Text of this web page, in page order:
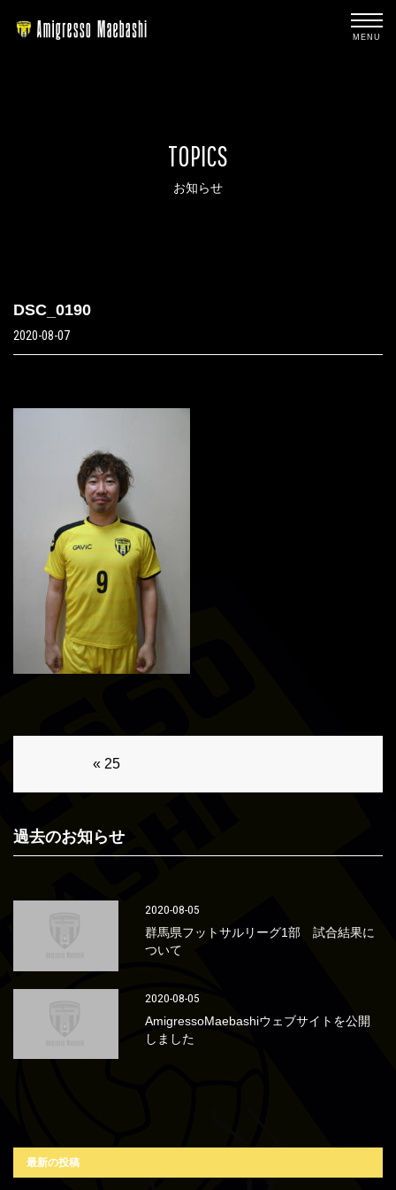
MENU
TOPICS
お知らせ
DSC_0190
2020-08-07
« 25
過去のお知らせ
2020-08-05
群馬県フットサルリーグ1部 試合結果に
ついて
2020-08-05
AmigressoMaebashiウェブサイトを公開
しました
最新の投稿